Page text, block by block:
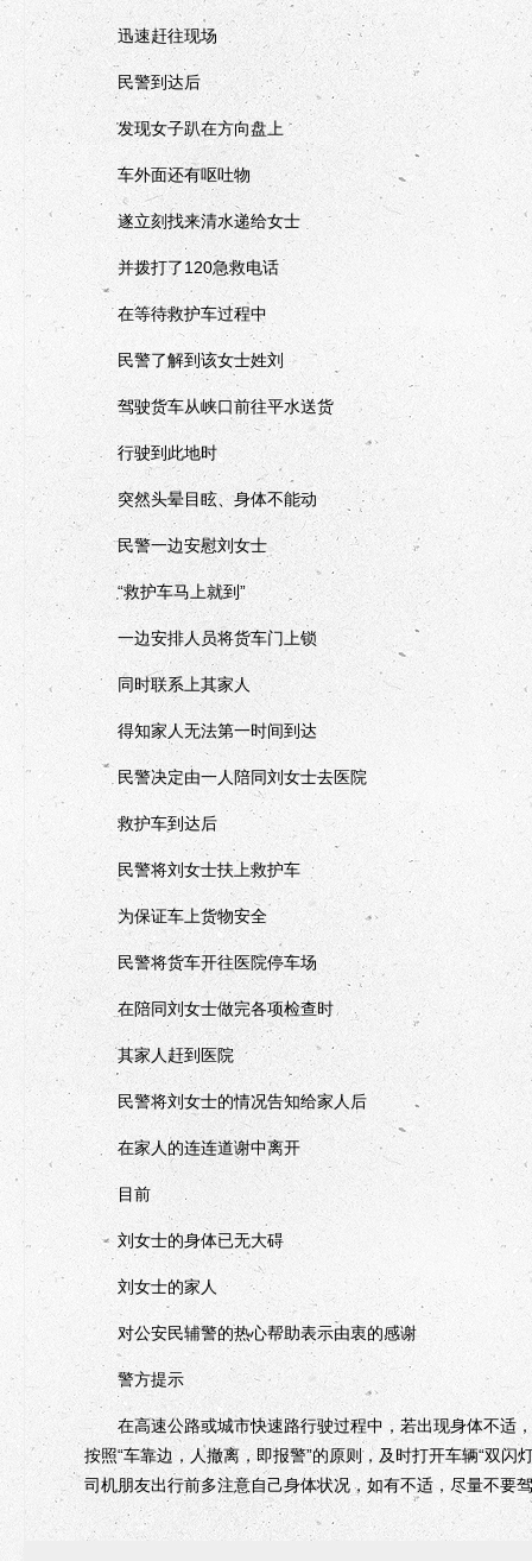
迅速赶往现场
民警到达后
发现女子趴在方向盘上
车外面还有呕吐物
遂立刻找来清水递给女士
并拨打了120急救电话
在等待救护车过程中
民警了解到该女士姓刘
驾驶货车从峡口前往平水送货
行驶到此地时
突然头晕目眩、身体不能动
民警一边安慰刘女士
“救护车马上就到”
一边安排人员将货车门上锁
同时联系上其家人
得知家人无法第一时间到达
民警决定由一人陪同刘女士去医院
救护车到达后
民警将刘女士扶上救护车
为保证车上货物安全
民警将货车开往医院停车场
在陪同刘女士做完各项检查时
其家人赶到医院
民警将刘女士的情况告知给家人后
在家人的连连道谢中离开
目前
刘女士的身体已无大碍
刘女士的家人
对公安民辅警的热心帮助表示由衷的感谢
警方提示
在高速公路或城市快速路行驶过程中，若出现身体不适，
按照“车靠边，人撤离，即报警”的原则，及时打开车辆“双
司机朋友出行前多注意自己身体状况，如有不适，尽量不要